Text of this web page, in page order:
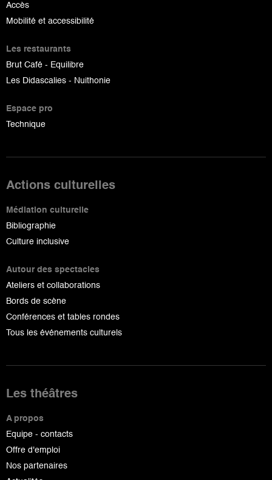
Accès
Mobilité et accessibilité
Les restaurants
Brut Café - Equilibre
Les Didascalies - Nuithonie
Espace pro
Technique
Actions culturelles
Médiation culturelle
Bibliographie
Culture inclusive
Autour des spectacles
Ateliers et collaborations
Bords de scène
Conférences et tables rondes
Tous les événements culturels
Les théâtres
A propos
Equipe - contacts
Offre d'emploi
Nos partenaires